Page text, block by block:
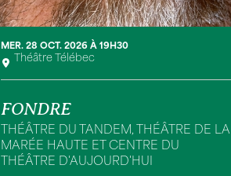
MER. 28 OCT. 2026 À 19H30
Théâtre Télébec
FONDRE
THÉÂTRE DU TANDEM, THÉÂTRE DE LA
MARÉE HAUTE ET CENTRE DU
THÉÂTRE D'AUJOURD'HUI